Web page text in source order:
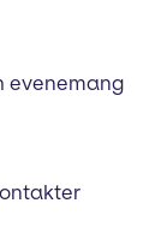
evenemang